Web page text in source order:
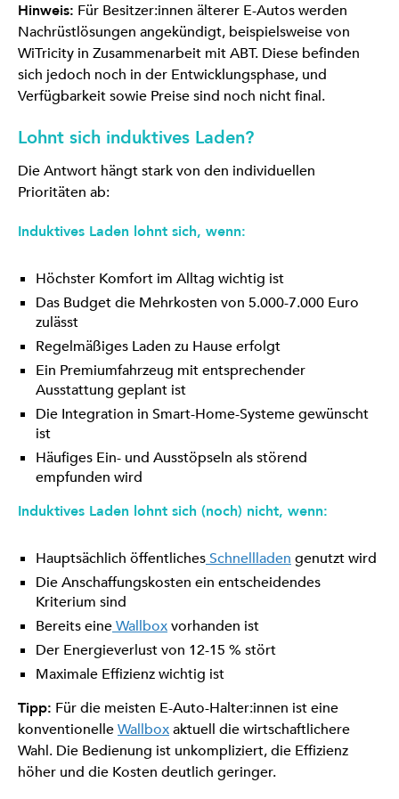
Hinweis: Für Besitzer:innen älterer E-Autos werden
Nachrüstlösungen angekündigt, beispielsweise von
WiTricity in Zusammenarbeit mit ABT. Diese befinden
sich jedoch noch in der Entwicklungsphase, und
Verfügbarkeit sowie Preise sind noch nicht final.
Lohnt sich induktives Laden?
Die Antwort hängt stark von den individuellen
Prioritäten ab:
Induktives Laden lohnt sich, wenn:
Höchster Komfort im Alltag wichtig ist
Das Budget die Mehrkosten von 5.000-7.000 Euro
zulässt
Regelmäßiges Laden zu Hause erfolgt
Ein Premiumfahrzeug mit entsprechender
Ausstattung geplant ist
Die Integration in Smart-Home-Systeme gewünscht
ist
Häufiges Ein- und Ausstöpseln als störend
empfunden wird
Induktives Laden lohnt sich (noch) nicht, wenn:
Hauptsächlich öffentlichesSchnellladen genutzt wird
Die Anschaffungskosten ein entscheidendes
Kriterium sind
Bereits eineWallboxvorhanden ist
Der Energieverlust von 12-15 % stört
Maximale Effizienz wichtig ist
Tipp: Für die meisten E-Auto-Halter:innen ist eine
konventionelleWallboxaktuell die wirtschaftlichere
Wahl. Die Bedienung ist unkompliziert, die Effizienz
höher und die Kosten deutlich geringer.